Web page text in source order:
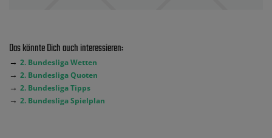
Das könnte Dich auch interessieren:
→ 2. Bundesliga Wetten
→ 2. Bundesliga Quoten
→ 2. Bundesliga Tipps
→ 2. Bundesliga Spielplan